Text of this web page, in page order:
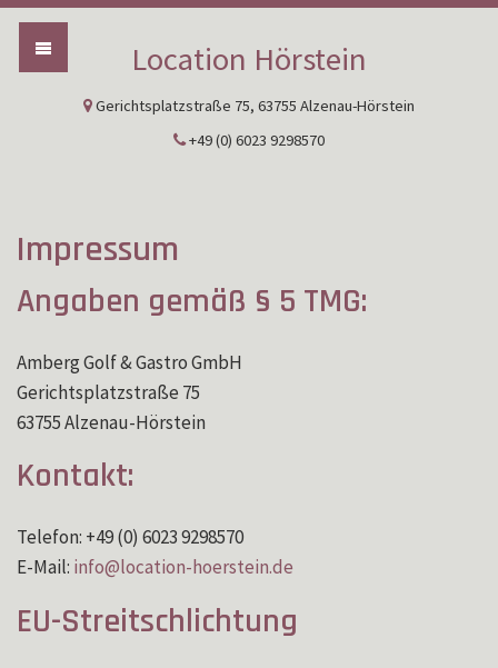
Location Hörstein
Gerichtsplatzstraße 75, 63755 Alzenau-Hörstein
+49 (0) 6023 9298570
Impressum
Angaben gemäß § 5 TMG:
Amberg Golf & Gastro GmbH
Gerichtsplatzstraße 75
63755 Alzenau-Hörstein
Kontakt:
Telefon: +49 (0) 6023 9298570
E-Mail: info@location-hoerstein.de
EU-Streitschlichtung